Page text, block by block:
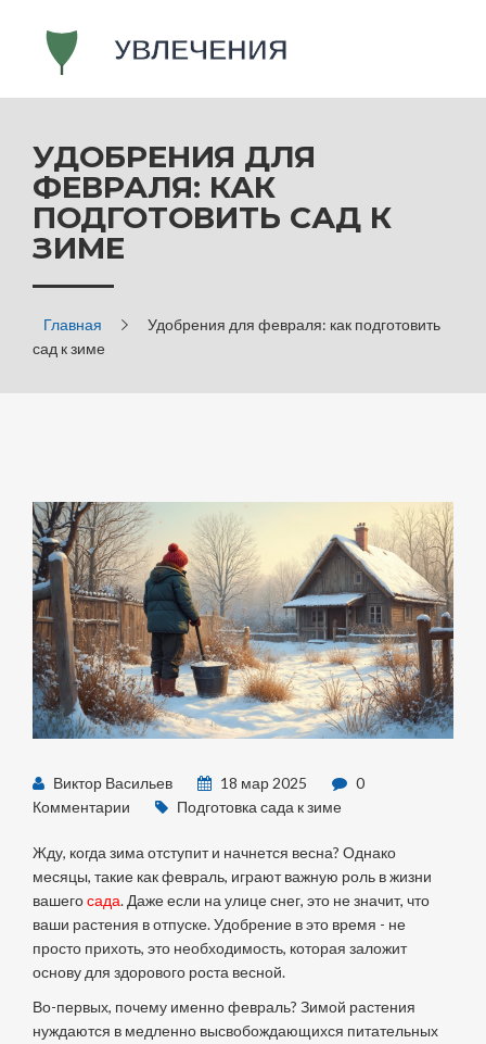
УДОБРЕНИЯ ДЛЯ
ФЕВРАЛЯ: КАК
ПОДГОТОВИТЬ САД К
ЗИМЕ
Главная
Удобрения для февраля: как подготовить
сад к зиме
Виктор Васильев 18 мар 2025
0
Комментарии
Подготовка сада к зиме
Жду, когда зима отступит и начнется весна? Однако
месяцы, такие как февраль, играют важную роль в жизни
вашегосада. Даже если на улице снег, это не значит, что
ваши растения в отпуске. Удобрение в это время - не
просто прихоть, это необходимость, которая заложит
основу для здорового роста весной.
Во-первых, почему именно февраль? Зимой растения
нуждаются в медленно высвобождающихся питательных